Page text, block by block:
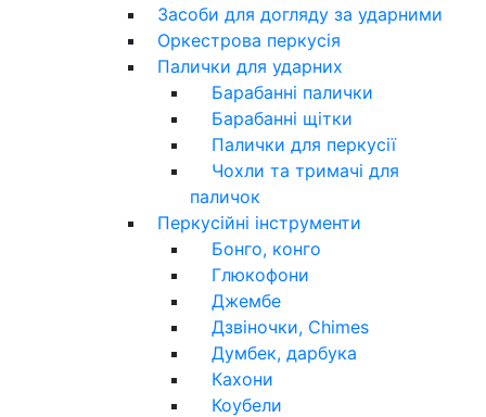
Засоби для догляду за ударними
Оркестрова перкусія
Палички для ударних
Барабанні палички
Барабанні щітки
Палички для перкусії
Чохли та тримачі для
паличок
Перкусійні інструменти
Бонго, конго
Глюкофони
Джембе
Дзвіночки, Chimes
Думбек, дарбука
Кахони
Коубели